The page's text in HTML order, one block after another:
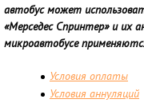
автобус может
«Мерседес Спринтер» и их
микроавтобусе
Условия оплаты
Условия аннуляций